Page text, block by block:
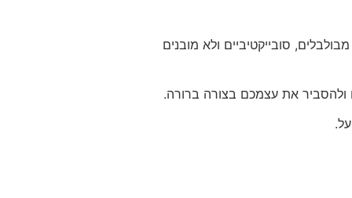
סובייקטיביים ולא מובנים
את עצמכם בצורה ברורה.